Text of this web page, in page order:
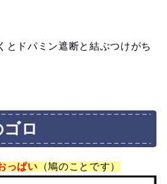
ドパミン遮断と結ぶつけがち
ロ
っぱい （鳩のことです）